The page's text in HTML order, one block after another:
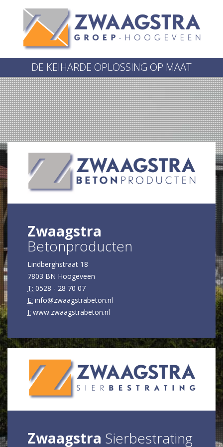
DE KEIHARDE OPLOSSING OP MAAT
Zwaagstra
Betonproducten
Lindberghstraat 18
7803 BN Hoogeveen
T: 0528 - 28 70 07
E: info@zwaagstrabeton.nl
I: www.zwaagstrabeton.nl
Zwaagstra Sierbestrating